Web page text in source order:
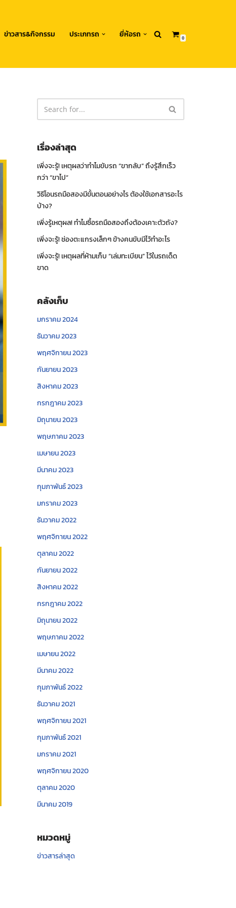
ข่าวสาร&กิจกรรม ประเภทรถ ยี่ห้อรถ 0
เรื่องล่าสุด
เพิ่งจะรู้! เหตุผลว่าทำไมขับรถ “ขากลับ” ถึงรู้สึกเร็ว
กว่า “ขาไป”
วิธีโอนรถมือสองมีขั้นตอนอย่างไร ต้องใช้เอกสารอะไร
บ้าง?
เพิ่งรู้เหตุผล! ทำไมซื้อรถมือสองถึงต้องเคาะตัวถัง?
เพิ่งจะรู้! ช่องตะแกรงเล็กๆ ข้างคนขับมีไว้ทำอะไร
เพิ่งจะรู้! เหตุผลที่ห้ามเก็บ “เล่มทะเบียน” ไว้ในรถเด็ด
ขาด
คลังเก็บ
มกราคม 2024
ธันวาคม 2023
พฤศจิกายน 2023
กันยายน 2023
สิงหาคม 2023
กรกฎาคม 2023
มิถุนายน 2023
พฤษภาคม 2023
เมษายน 2023
มีนาคม 2023
กุมภาพันธ์ 2023
มกราคม 2023
ธันวาคม 2022
พฤศจิกายน 2022
ตุลาคม 2022
กันยายน 2022
สิงหาคม 2022
กรกฎาคม 2022
มิถุนายน 2022
พฤษภาคม 2022
เมษายน 2022
มีนาคม 2022
กุมภาพันธ์ 2022
ธันวาคม 2021
พฤศจิกายน 2021
กุมภาพันธ์ 2021
มกราคม 2021
พฤศจิกายน 2020
ตุลาคม 2020
มีนาคม 2019
หมวดหมู่
ข่าวสารล่าสุด